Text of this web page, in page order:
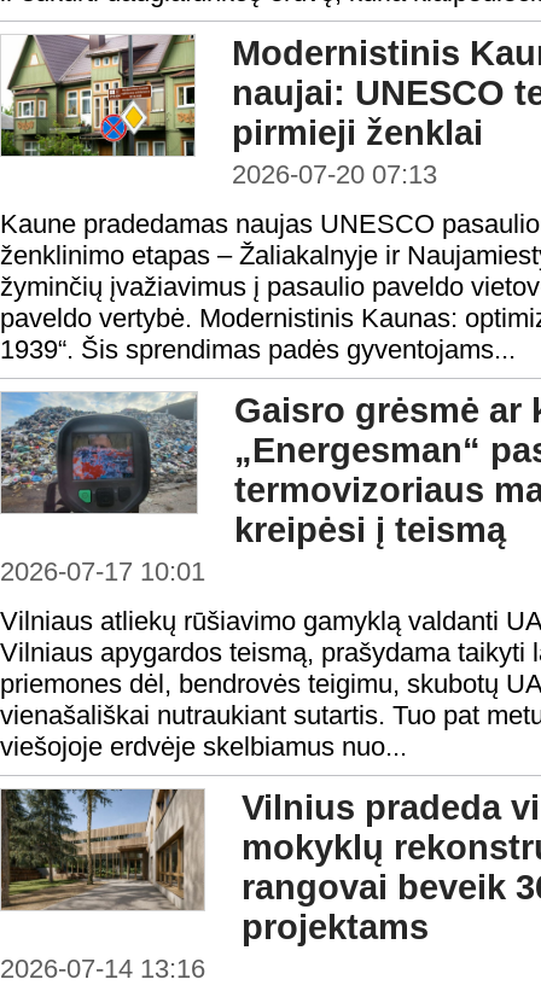
Modernistinis
naujai: UNESCO
pirmieji ženklai
2026-07-20 07:13
Kaune pradedamas naujas UNESCO
ženklinimo etapas – Žaliakalnyje ir
žyminčių įvažiavimus į pasaulio paveldo
paveldo vertybė. Modernistinis Kaunas:
1939“. Šis sprendimas padės gyventojams...
Gaisro grėsmė
„Energesman“
termovizoriaus
kreipėsi į teismą
2026-07-17 10:01
Vilniaus atliekų rūšiavimo gamyklą valdanti
Vilniaus apygardos teismą, prašydama taikyti
priemones dėl, bendrovės teigimu, skubotų
vienašališkai nutraukiant sutartis. Tuo pat
viešojoje erdvėje skelbiamus nuo...
Vilnius pradeda
mokyklų
rangovai beveik
projektams
2026-07-14 13:16